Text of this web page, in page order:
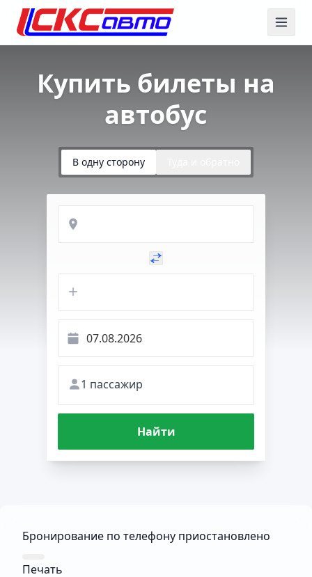
Купить билеты на
автобус
В одну сторону
1 пассажир
Найти
Бронирование по телефону приостановлено
Печать